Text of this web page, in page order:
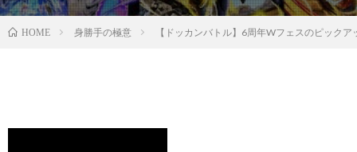
HOME 身勝手の極意 【ドッカンバトル】6周年Wフェスのピック